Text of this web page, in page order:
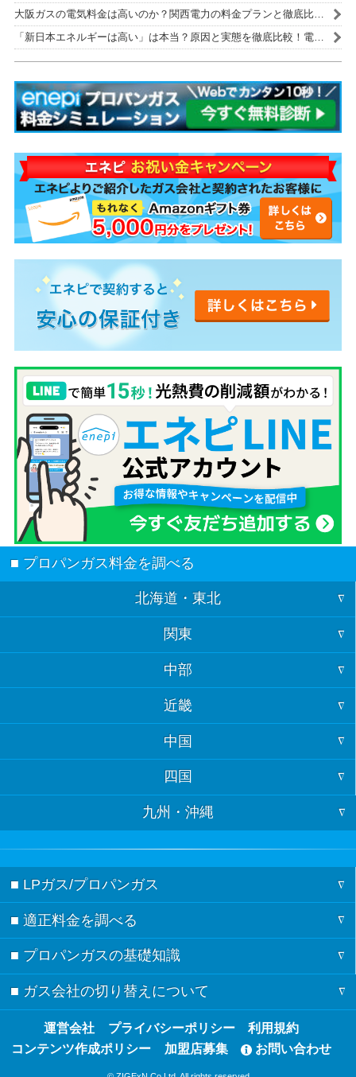
大阪ガスの電気料金は高いのか？関西電力の料金プランと徹底比
較！
「新日本エネルギーは高い」は本当？原因と実態を徹底比較！電気
代を安くする解決策も紹介
■ プロパンガス料金を調べる
北海道・東北
北海道
青森
岩手
宮城
秋田
山形
関東
東京
神奈川
埼玉
千葉
茨城
中部
福井
石川
富山
岐阜
長野
静岡
山梨
近畿
大阪
京都
兵庫
奈良
和歌山
中国
山口
島根
鳥取
四国
徳島
香川
九州・沖縄
福岡
熊本
大分
宮崎
鹿児島
■ LPガス/プロパンガス
ガスの記事一覧
節約術
ガスの基礎知識
ガス会社の契約・見積もり
■ 適正料金を調べる
料金シミュレーション
都道府県別の料金相場
■ プロパンガスの基礎知識
検針票の見方
都市ガスとプロパンガスの違い
■ ガス会社の切り替えについて
ガス会社の切り替え方
運営会社 プライバシーポリシー
利用規約
コンテンツ作成ポリシー
加盟店募集 お問い合わせ